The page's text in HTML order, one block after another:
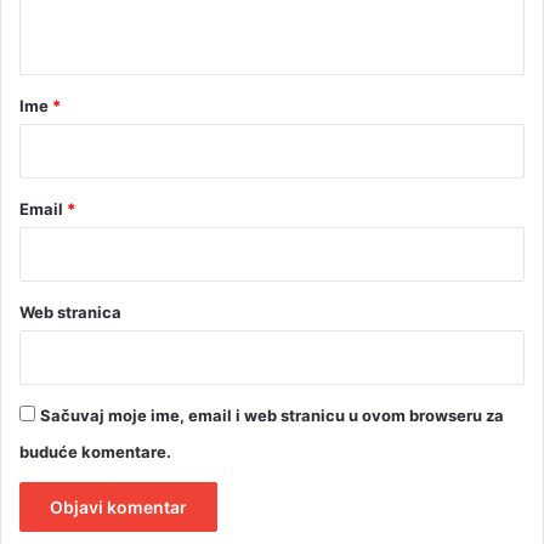
rIme *
Email *
Web stranica
Sačuvaj moje ime, email i web stranicu u ovom browseru za
buduće komentare.